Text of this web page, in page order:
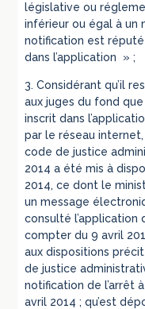
législative ou
inférieur ou égal à un
notification est
dans l’application » ;
3. Considérant qu’il
aux juges du fond
inscrit dans
par le réseau internet,
code de justice
2014 a été mis à
2014, ce dont le
un message
consulté l’application
compter du 9 avril
aux dispositions
de justice
notification de l’arrêt
avril 2014 ; qu’est